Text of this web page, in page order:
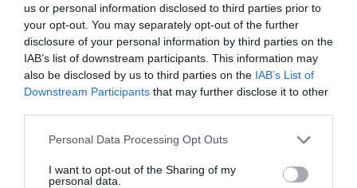
us or personal information disclosed to third parties prior to
your opt-out. You may separately opt-out of the further
disclosure of your personal information by third parties on the
IAB’s list of downstream participants. This information may
also be disclosed by us to third parties on the IAB’s List of
Downstream Participants that may further disclose it to other
Please note that this website/app uses one or more Google
not limited to your visit or usage behaviour. You may click to
Personal Data Processing Opt Outs
I want to opt-out of the Sharing of my
personal data.
ELŐZŐ CIKK
KÖVETKEZŐ CIKK